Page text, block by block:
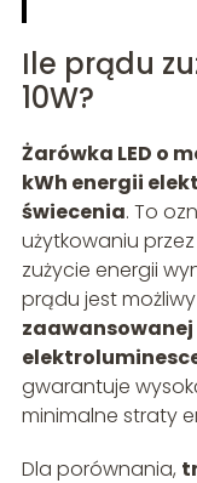
Ile prądu
10W?
Żarówka LED o
kWh energii
świecenia. To
użytkowaniu
zużycie energii
prądu jest
gwarantuje
minimalne straty
Dla porównania,